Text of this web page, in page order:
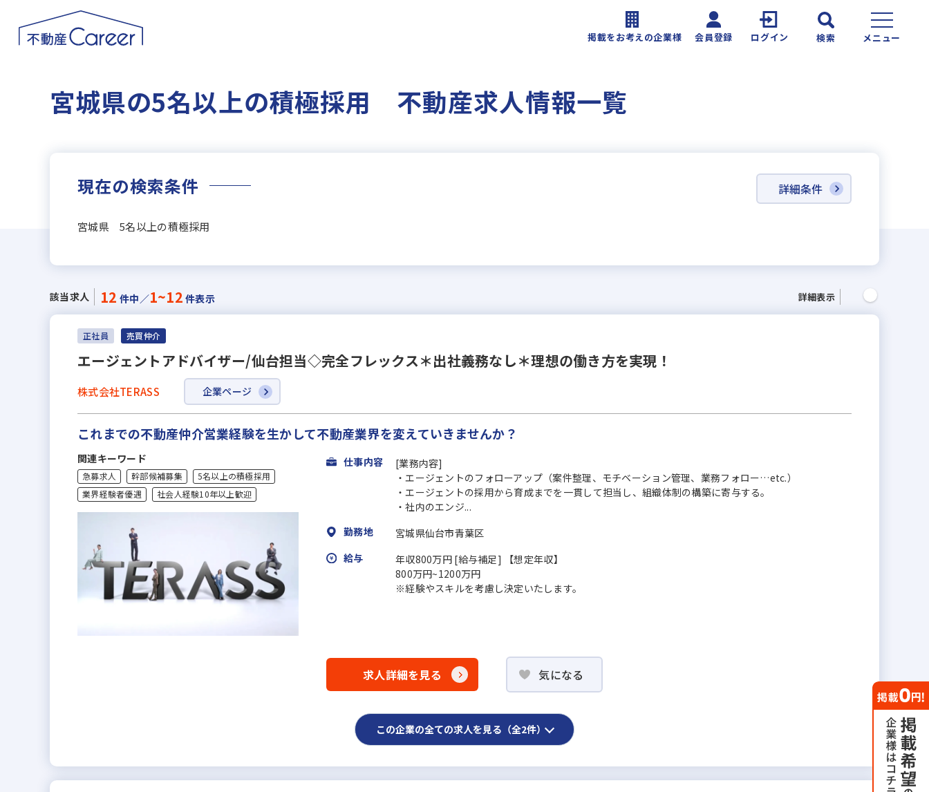
掲載をお考えの企業様 会員登録 ログイン 検索 メニュー
宮城県の5名以上の積極採用 不動産求人情報一覧
現在の検索条件
宮城県 5名以上の積極採用
詳細条件
該当求人 12 件中／1~12 件表示 詳細表示
正社員 売買仲介
エージェントアドバイザー/仙台担当◇完全フレックス＊出社義務なし＊理想の働き方を実現！
株式会社TERASS 企業ページ
これまでの不動産仲介営業経験を生かして不動産業界を変えていきませんか？
関連キーワード
急募求人 幹部候補募集
5名以上の積極採用
業界経験者優遇
社会人経験10年以上歓迎
仕事内容
[業務内容]
・エージェントのフォローアップ（案件整理、モチベーション管理、業務フォロー…etc.）
・エージェントの採用から育成までを一貫して担当し、組織体制の構築に寄与する。
・社内のエンジ...
勤務地
宮城県仙台市青葉区
給与
年収800万円 [給与補足] 【想定年収】
800万円~1200万円
※経験やスキルを考慮し決定いたします。
求人詳細を見る 気になる
この企業の全ての求人を見る（全2件）